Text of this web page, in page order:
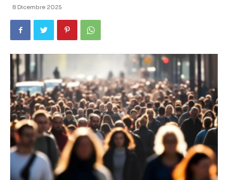
8 Dicembre 2025